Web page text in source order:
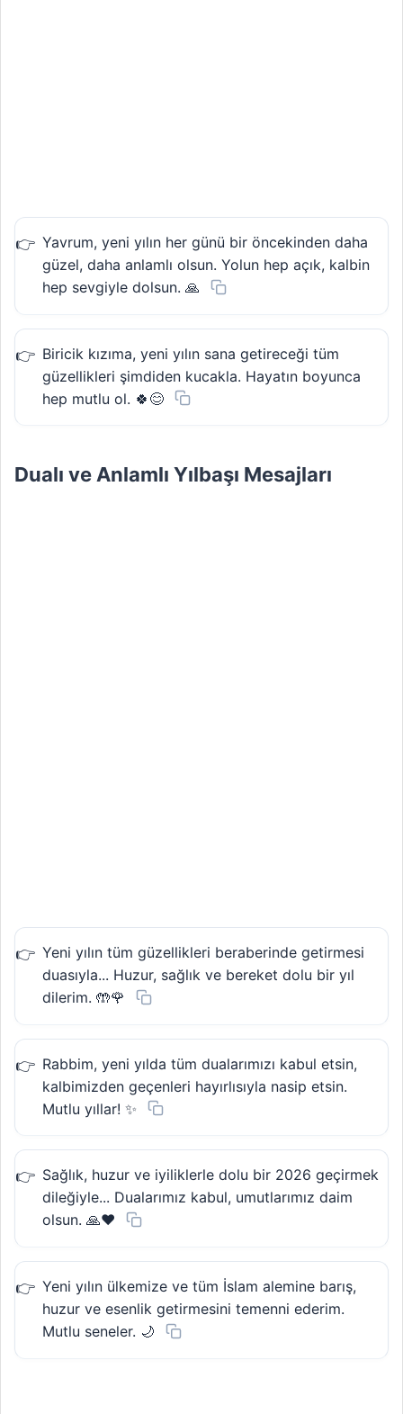
Yavrum, yeni yılın her günü bir öncekinden daha
güzel, daha anlamlı olsun. Yolun hep açık, kalbin
hep sevgiyle dolsun. 🙏
Biricik kızıma, yeni yılın sana getireceği tüm
güzellikleri şimdiden kucakla. Hayatın boyunca
hep mutlu ol. 🍀😊
Dualı ve Anlamlı Yılbaşı Mesajları
Yeni yılın tüm güzellikleri beraberinde getirmesi
duasıyla... Huzur, sağlık ve bereket dolu bir yıl
dilerim. 🤲🌹
Rabbim, yeni yılda tüm dualarımızı kabul etsin,
kalbimizden geçenleri hayırlısıyla nasip etsin.
Mutlu yıllar! ✨
Sağlık, huzur ve iyiliklerle dolu bir 2026 geçirmek
dileğiyle... Dualarımız kabul, umutlarımız daim
olsun. 🙏❤️
Yeni yılın ülkemize ve tüm İslam alemine barış,
huzur ve esenlik getirmesini temenni ederim.
Mutlu seneler. 🌙